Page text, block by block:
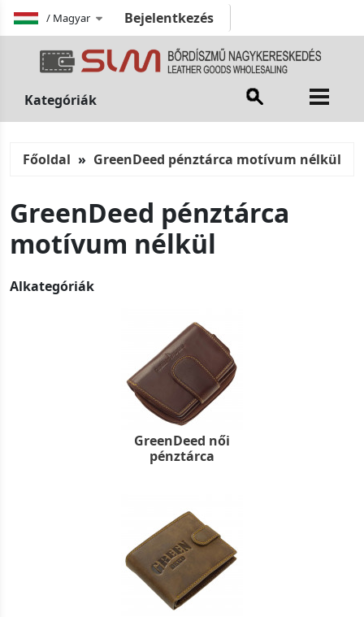
/ Magyar Bejelentkezés
Kategóriák
Főoldal GreenDeed pénztárca motívum nélkül
GreenDeed pénztárca
motívum nélkül
Alkategóriák
GreenDeed női
pénztárca